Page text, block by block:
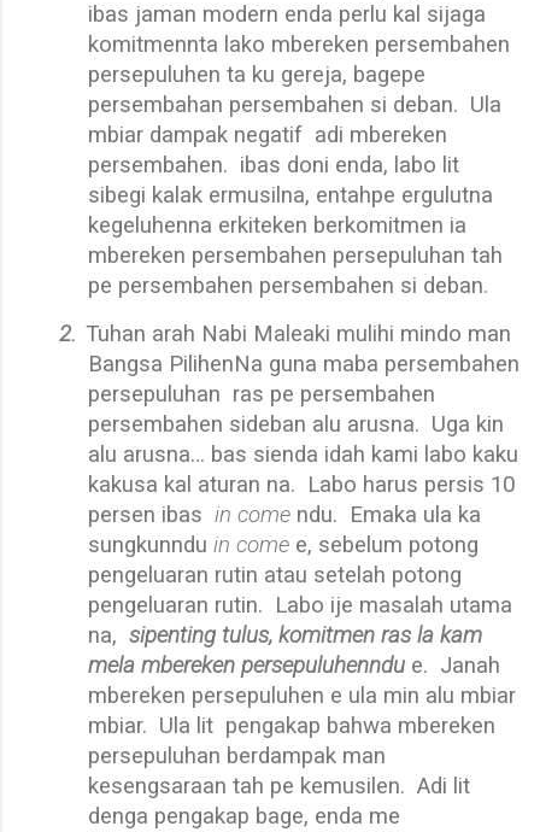
ibas jaman modern enda perlu kal sijaga
komitmennta lako mbereken persembahen
persepuluhen ta ku gereja, bagepe
persembahan persembahen si deban. Ula
mbiar dampak negatif adi mbereken
persembahen. ibas doni enda, labo lit
sibegi kalak ermusilna, entahpe ergulutna
kegeluhenna erkiteken berkomitmen ia
mbereken persembahen persepuluhan tah
pe persembahen persembahen si deban.
2. Tuhan arah Nabi Maleaki mulihi mindo man
Bangsa PilihenNa guna maba persembahen
persepuluhan ras pe persembahen
persembahen sideban alu arusna. Uga kin
alu arusna… bas sienda idah kami labo kaku
kakusa kal aturan na. Labo harus persis 10
persen ibas in comendu. Emaka ula ka
sungkunndu in comee, sebelum potong
pengeluaran rutin atau setelah potong
pengeluaran rutin. Labo ije masalah utama
na, sipenting tulus, komitmen ras la kam
mela mbereken persepuluhenndue. Janah
mbereken persepuluhen e ula min alu mbiar
mbiar. Ula lit pengakap bahwa mbereken
persepuluhan berdampak man
kesengsaraan tah pe kemusilen. Adi lit
denga pengakap bage, enda me